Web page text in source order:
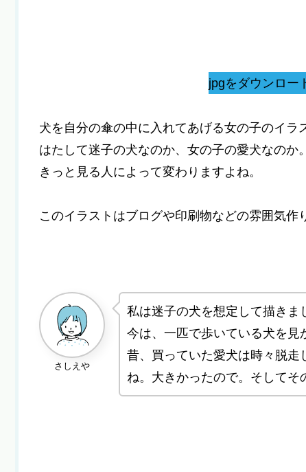
jpgをダウンロー
犬を自分の傘の中に入れてあげる女の子のイラ
はたして迷子の犬なのか、女の子の愛犬なのか。
きっと見る人によって変わりますよね。
このイラストはブログや印刷物などの雰囲気作
さしえや
私は迷子の犬を想定して描きま
今は、一匹で歩いている犬を見
昔、買っていた愛犬は時々脱走
ね。大きかったので。そしてそ